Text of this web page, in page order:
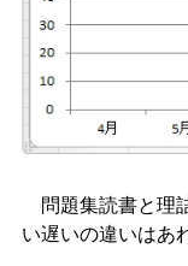
問題集読書と理
い遅いの違いはあ